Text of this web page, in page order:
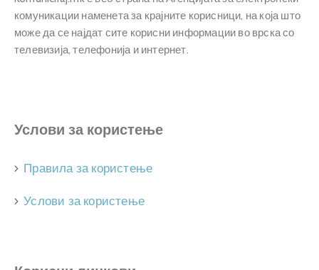
комуникации наменета за крајните корисници, на која што
може да се најдат сите корисни информации во врска со
телевизија, телефонија и интернет.
Услови за користење
Правила за користење
Услови за користење